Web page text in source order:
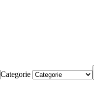
Categorie